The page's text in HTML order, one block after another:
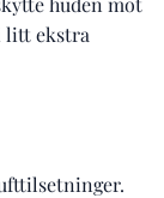
litt ekstra